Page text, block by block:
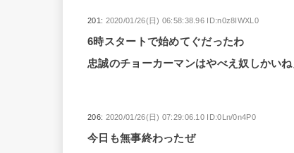
201: 2020/01/26(日) 06:58:38.96 ID:n0z8IWXL0
6時スタートで始めてぐだったわ
忠誠のチョーカーマンはやべえ奴しかいね
206: 2020/01/26(日) 07:29:06.10 ID:0Ln/0n4P0
今日も無事終わったぜ